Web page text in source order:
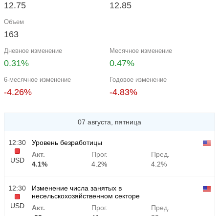
12.75 12.85
Объем
163
Дневное изменение
0.31%
Месячное изменение
0.47%
6-месячное изменение
-4.26%
Годовое изменение
-4.83%
07 августа, пятница
12:30
USD
Уровень безработицы
Акт.
4.1%
Прог.
4.2%
Пред.
4.2%
12:30
USD
Изменение числа занятых в
несельскохозяйственном секторе
Акт.
Прог.
Пред.